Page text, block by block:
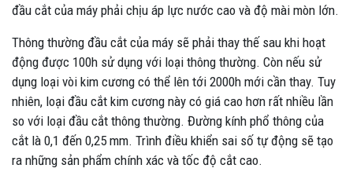
đầu cắt của máy phải chịu áp lực nước cao và độ mài mòn lớn.
Thông thường đầu cắt của máy sẽ phải thay thế sau khi hoạt
động được 100h sử dụng với loại thông thường. Còn nếu sử
dụng loại vòi kim cương có thể lên tới 2000h mới cần thay. Tuy
nhiên, loại đầu cắt kim cương này có giá cao hơn rất nhiều lần
so với loại đầu cắt thông thường. Đường kính phổ thông của
cắt là 0,1 đến 0,25 mm. Trình điều khiển sai số tự động sẽ tạo
ra những sản phẩm chính xác và tốc độ cắt cao.